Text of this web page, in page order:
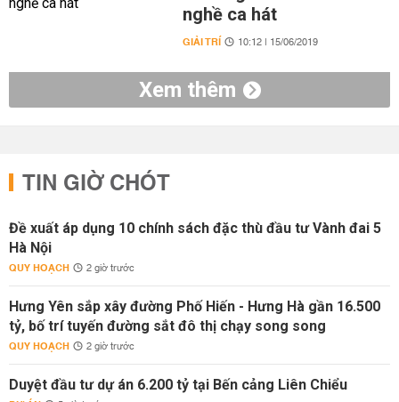
nghề ca hát
GIẢI TRÍ 10:12 | 15/06/2019
Xem thêm
TIN GIỜ CHÓT
Đề xuất áp dụng 10 chính sách đặc thù đầu tư Vành đai 5
Hà Nội
QUY HOẠCH 2 giờ trước
Hưng Yên sắp xây đường Phố Hiến - Hưng Hà gần 16.500
tỷ, bố trí tuyến đường sắt đô thị chạy song song
QUY HOẠCH 2 giờ trước
Duyệt đầu tư dự án 6.200 tỷ tại Bến cảng Liên Chiểu